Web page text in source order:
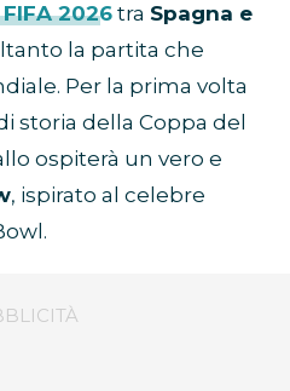
2026 tra Spagna e
la partita che
Per la prima volta
storia della Coppa del
ospiterà un vero e
, ispirato al celebre